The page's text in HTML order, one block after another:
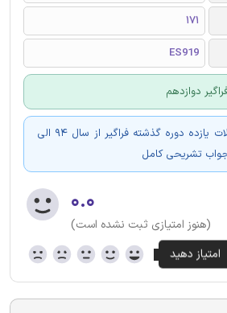
171
ES919
دوازدهم
حاوی اصل سوالات یازده دوره گذشته فراگیر از سال 94 الی
۰.۰
(هنوز امتیازی ثبت نشده است)